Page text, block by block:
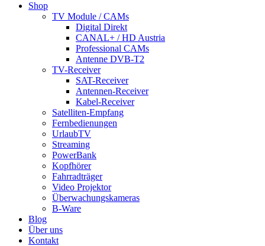
Shop
TV Module / CAMs
Digital Direkt
CANAL+ / HD Austria
Professional CAMs
Antenne DVB-T2
TV-Receiver
SAT-Receiver
Antennen-Receiver
Kabel-Receiver
Satelliten-Empfang
Fernbedienungen
UrlaubTV
Streaming
PowerBank
Kopfhörer
Fahrradträger
Video Projektor
Überwachungskameras
B-Ware
Blog
Über uns
Kontakt